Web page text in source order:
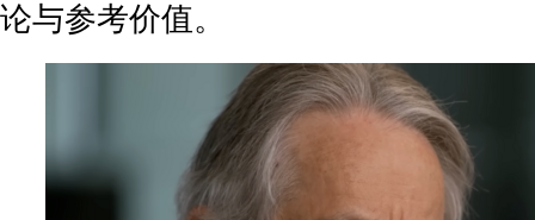
论与参考价值。